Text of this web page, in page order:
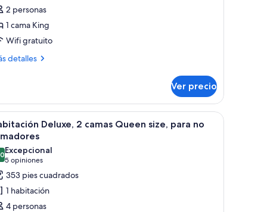
2 personas
1 cama King
Wifi gratuito
detalles
Ver precio
un escritorio, una silla y una televisión.Habitación de hotel con una cama grande,
7
Deluxe, 2 camas Queen size, para no
de 10
Excepcional
5 opiniones
(5
opiniones)
353 pies cuadrados
1 habitación
4 personas